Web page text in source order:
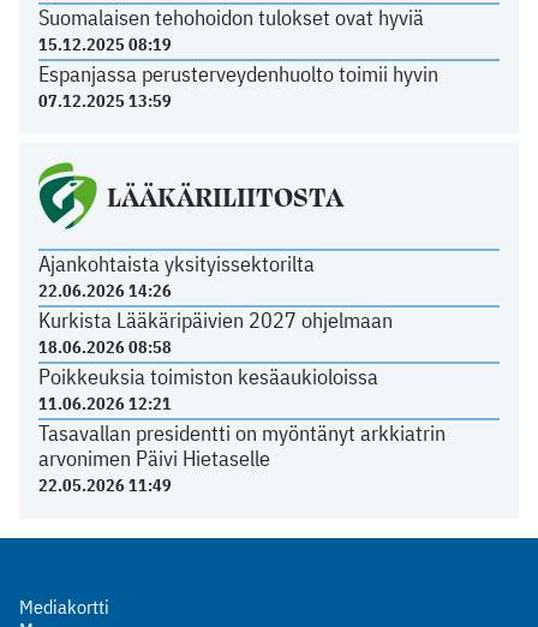
Suomalaisen tehohoidon tulokset ovat hyviä
15.12.2025 08:19
Espanjassa perusterveydenhuolto toimii hyvin
07.12.2025 13:59
LÄÄKÄRILIITOSTA
Ajankohtaista yksityissektorilta
22.06.2026 14:26
Kurkista Lääkäripäivien 2027 ohjelmaan
18.06.2026 08:58
Poikkeuksia toimiston kesäaukioloissa
11.06.2026 12:21
Tasavallan presidentti on myöntänyt arkkiatrin
arvonimen Päivi Hietaselle
22.05.2026 11:49
Mediakortti